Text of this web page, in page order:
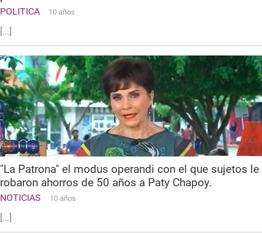
POLITICA 10 años
[...]
"La Patrona" el modus operandi con el que sujetos le
robaron ahorros de 50 años a Paty Chapoy.
NOTICIAS 10 años
[...]